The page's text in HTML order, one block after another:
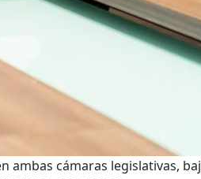
ambas cámaras legislativas,